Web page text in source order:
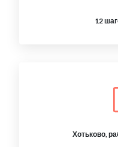
12
Хотьково,